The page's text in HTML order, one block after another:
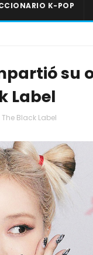
K-POP
su
Label
The Black Label